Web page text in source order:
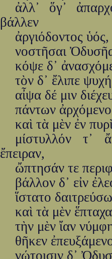
ἀλλ᾽ ὅγ᾽
βάλλεν
ἀργιόδοντος
νοστῆσαι
κόψε δ᾽
τὸν δ᾽ ἔλιπε
αἶψα δέ μιν
πάντων
καὶ τὰ μὲν ἐν
μίστυλλόν τ᾽
ἔπειραν,
ὤπτησάν τε
βάλλον δ᾽ εἰν
ἵστατο
καὶ τὰ μὲν
τὴν μὲν ἴαν
θῆκεν
νώτοισιν δ᾽